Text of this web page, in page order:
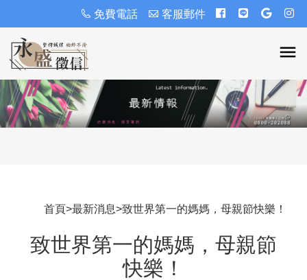
免費電話 客服郵件
首頁>最新消息>致世界第一的媽媽，母親節快樂！
致世界第一的媽媽，母親節
快樂！